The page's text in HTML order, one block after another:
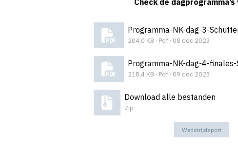
Check de
Programma-NK-dag-3-
204,0 KB · Pdf · 08 dec 2023
218,4 KB · Pdf · 09 dec 2023
Download alle bestanden
Zip
Wedstrijdsport